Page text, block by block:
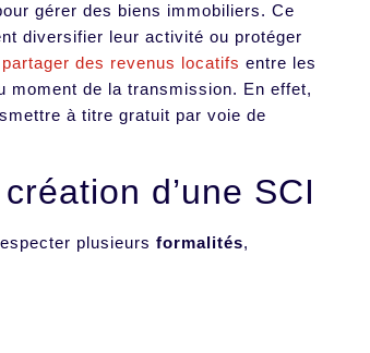
gérer des biens immobiliers. Ce
diversifier leur activité ou protéger
des revenus locatifs entre les
moment de la transmission. En effet,
à titre gratuit par voie de
d’une SCI
plusieurs formalités,